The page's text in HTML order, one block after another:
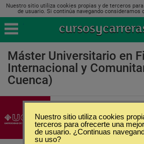
Nuestro sitio utiliza cookies propias y de terceros
de usuario. Si continúa navegando consideramos
Máster Universitario en
Internacional y
Cuenca)
Universidad de
Nuestro sitio utiliza cookies
terceros para ofrecerte una
de usuario. ¿Continuas
su uso?